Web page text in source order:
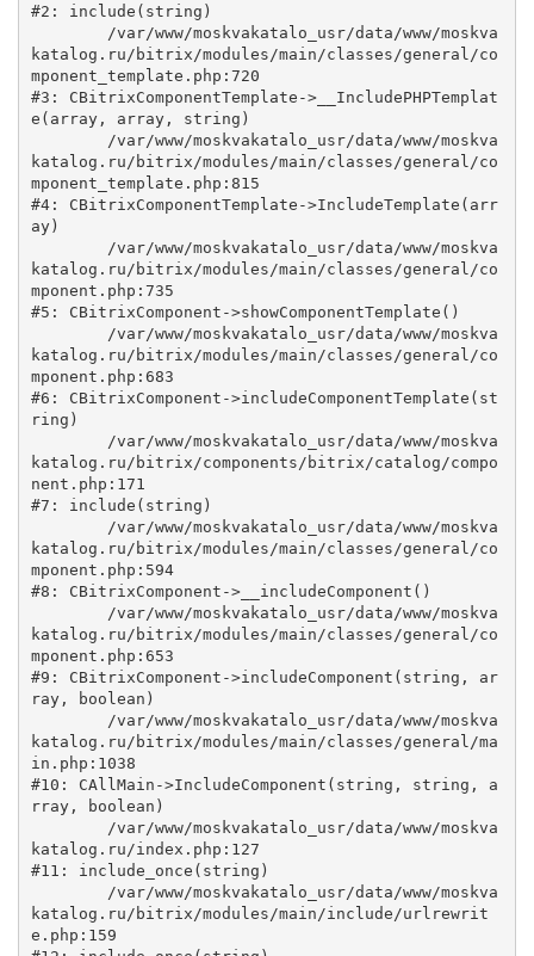
#2: include(string)
katalog.ru/bitrix/modules/main/classes/general/co
mponent_template.php:720
#3: CBitrixComponentTemplate->__IncludePHPTemplat
e(array, array, string)
katalog.ru/bitrix/modules/main/classes/general/co
mponent_template.php:815
#4: CBitrixComponentTemplate->IncludeTemplate(arr
ay)
katalog.ru/bitrix/modules/main/classes/general/co
mponent.php:735
#5: CBitrixComponent->showComponentTemplate()
katalog.ru/bitrix/modules/main/classes/general/co
mponent.php:683
#6: CBitrixComponent->includeComponentTemplate(st
ring)
katalog.ru/bitrix/components/bitrix/catalog/compo
nent.php:171
#7: include(string)
katalog.ru/bitrix/modules/main/classes/general/co
mponent.php:594
#8: CBitrixComponent->__includeComponent()
katalog.ru/bitrix/modules/main/classes/general/co
mponent.php:653
#9: CBitrixComponent->includeComponent(string, ar
ray, boolean)
katalog.ru/bitrix/modules/main/classes/general/ma
in.php:1038
#10: CAllMain->IncludeComponent(string, string, a
rray, boolean)
katalog.ru/index.php:127
#11: include_once(string)
katalog.ru/bitrix/modules/main/include/urlrewrit
e.php:159